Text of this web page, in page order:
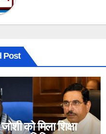
Post
जोशी को मिला शिक्षा